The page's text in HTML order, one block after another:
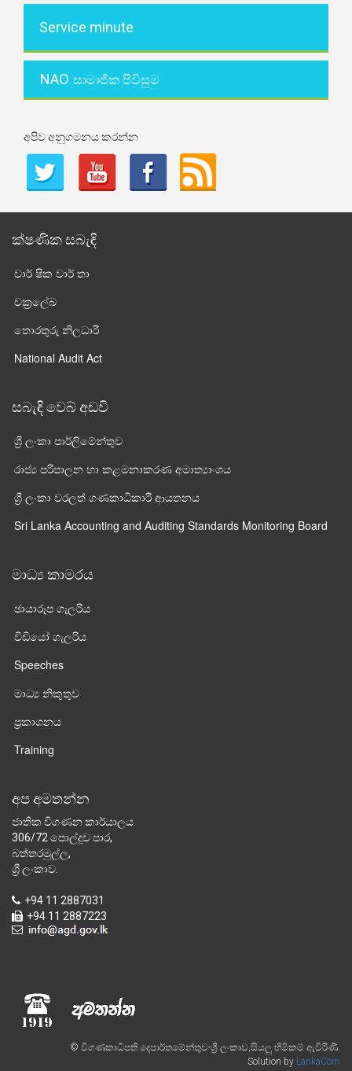
Service minute
NAO සාමාජික පිවිසුම
අපිව අනුගමනය කරන්න
ක්ෂණික සබැඳි
වාර් ෂික වාර් තා
චක්‍රලේඛ
තොරතුරු නිලධාරී
National Audit Act
සබැඳි වෙබ් අඩවි
ශ්‍රී ලංකා පාර්ලි‌මේන්තුව
රාජ්‍ය පරිපාලන හා කළමනාකරණ අමාත්‍යාංශය
ශ්‍රී ලංකා වරලත් ගණකාධිකාරී ආයතනය
Sri Lanka Accounting and Auditing Standards Monitoring Board
මාධ්‍ය කාමරය
ඡායාරූප ගැලරිය
වීඩියෝ ගැලරිය
Speeches
මාධ්‍ය නිකුතුව
ප්‍රකාශනය
Training
අප අමතන්න
ජාතික විගණන කාර්යාලය
306/72 පොල්දූව පාර,
බත්තරමුල්ල,
ශ්‍රී ලංකාව.
+94 11 2887031
+94 11 2887223
© විගණකාධිපති දෙපාර්තමේන්තුව-ශ්‍රී ලංකාව,සියලු හිමිකම් ඇවිරිණි.
Solution by LankaCom